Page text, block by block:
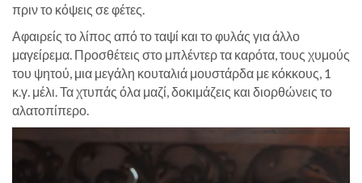
πριν το κόψεις σε φέτες.
Αφαιρείς το λίπος από το ταψί και το φυλάς για άλλο
μαγείρεμα. Προσθέτεις στο μπλέντερ τα καρότα, τους χυμούς
του ψητού, μια μεγάλη κουταλιά μουστάρδα με κόκκους, 1
κ.γ. μέλι. Τα χτυπάς όλα μαζί, δοκιμάζεις και διορθώνεις το
αλατοπίπερο.